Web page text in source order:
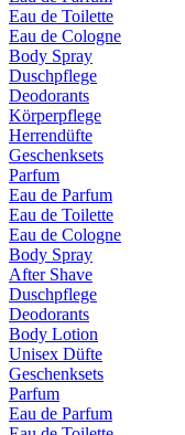
Eau de Toilette
Eau de Cologne
Body Spray
Duschpflege
Deodorants
Körperpflege
Herrendüfte
Geschenksets
Parfum
Eau de Parfum
Eau de Toilette
Eau de Cologne
Body Spray
After Shave
Duschpflege
Deodorants
Body Lotion
Unisex Düfte
Geschenksets
Parfum
Eau de Parfum